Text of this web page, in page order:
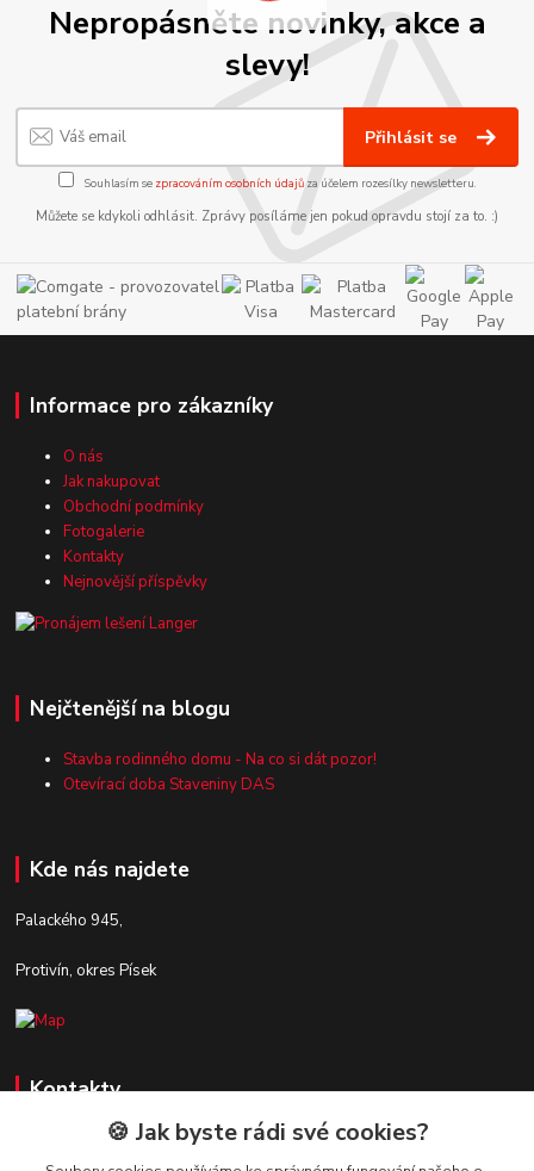
Nepropásněte novinky, akce a
slevy!
Přihlásit se
Souhlasím se zpracováním osobních údajůza účelem rozesílky newsletteru.
Můžete se kdykoli odhlásit. Zprávy posíláme jen pokud opravdu stojí za to. :)
Informace pro zákazníky
O nás
Jak nakupovat
Obchodní podmínky
Fotogalerie
Kontakty
Nejnovější příspěvky
Nejčtenější na blogu
Stavba rodinného domu - Na co si dát pozor!
Otevírací doba Staveniny DAS
Kde nás najdete
Palackého 945,
Protivín, okres Písek
Kontakty
Zákaznická podpora Stavby DaS
🍪 Jak byste rádi své cookies?